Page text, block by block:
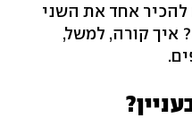
להכיר אחד את השני
איך קורה, למשל,